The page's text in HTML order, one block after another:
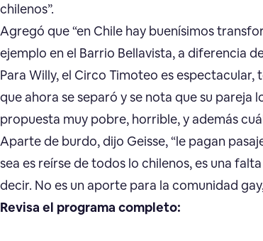
chilenos”.
Agregó que “en Chile hay buenísimos
ejemplo en el Barrio Bellavista, a diferencia
Para Willy, el Circo Timoteo es
que ahora se separó y se nota que su pareja
propuesta muy pobre, horrible, y además
Aparte de burdo, dijo Geisse, “le pagan
sea es reírse de todos lo chilenos, es una
decir. No es un aporte para la comunidad
Revisa el programa completo: